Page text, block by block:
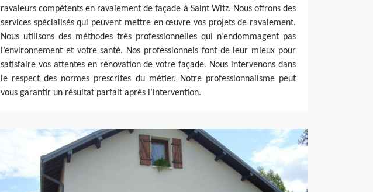
ravaleurs compétents en ravalement de façade à Saint Witz. Nous offrons des
services spécialisés qui peuvent mettre en œuvre vos projets de ravalement.
Nous utilisons des méthodes très professionnelles qui n’endommagent pas
l’environnement et votre santé. Nos professionnels font de leur mieux pour
satisfaire vos attentes en rénovation de votre façade. Nous intervenons dans
le respect des normes prescrites du métier. Notre professionnalisme peut
vous garantir un résultat parfait après l’intervention.